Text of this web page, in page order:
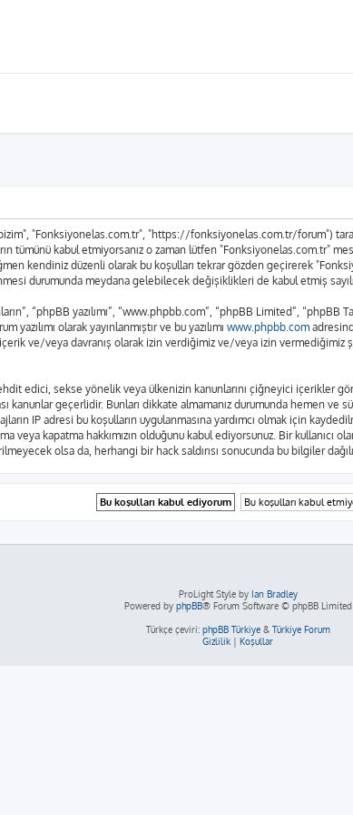
"Fonksiyonelas.com.tr", "https://fonksiyonelas.com.tr/forum")
tümünü kabul etmiyorsanız o zaman lütfen "Fonksiyonelas.com.tr"
kendiniz düzenli olarak bu koşulları tekrar gözden geçirerek
durumunda meydana gelebilecek değişiklikleri de kabul etmiş
“phpBB yazılımı”, “www.phpbb.com”, “phpBB Limited”, “phpBB
yazılımı olarak yayınlanmıştır ve bu yazılımı www.phpbb.com
ve/veya davranış olarak izin verdiğimiz ve/veya izin
edici, sekse yönelik veya ülkenizin kanunlarını çiğneyici içerikler
kanunlar geçerlidir. Bunları dikkate almamanız durumunda hemen ve
IP adresi bu koşulların uygulanmasına yardımcı olmak için
veya kapatma hakkımızın olduğunu kabul ediyorsunuz. Bir kullanıcı
olsa da, herhangi bir hack saldırısı sonucunda bu bilgiler
ProLight Style by Ian Bradley
Powered by phpBB® Forum Software © phpBB Limited
Türkçe çeviri: phpBB Türkiye& Türkiye Forum
Gizlilik | Koşullar